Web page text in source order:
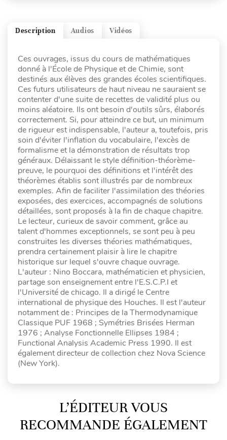
Vidéos
Audios
Description
Ces ouvrages, issus du cours de mathématiques
donné à l'École de Physique et de Chimie, sont
destinés aux élèves des grandes écoles scientifiques.
Ces futurs utilisateurs de haut niveau ne sauraient se
contenter d'une suite de recettes de validité plus ou
moins aléatoire. Ils ont besoin d'outils sûrs, élaborés
correctement. Si, pour atteindre ce but, un minimum
de rigueur est indispensable, l'auteur a, toutefois, pris
soin d'éviter l'inflation du vocabulaire, l'excès de
formalisme et la démonstration de résultats trop
généraux. Délaissant le style définition-théorème-
preuve, le pourquoi des définitions et l'intérêt des
théorèmes établis sont illustrés par de nombreux
exemples. Afin de faciliter l'assimilation des théories
exposées, des exercices, accompagnés de solutions
détaillées, sont proposés à la fin de chaque chapitre.
Le lecteur, curieux de savoir comment, grâce au
talent d'hommes exceptionnels, se sont peu à peu
construites les diverses théories mathématiques,
prendra certainement plaisir à lire le chapitre
historique sur lequel s'ouvre chaque ouvrage.
L'auteur : Nino Boccara, mathématicien et physicien,
partage son enseignement entre l'E.S.C.P.I et
l'Université de chicago. Il a dirigé le Centre
international de physique des Houches. Il est l'auteur
notamment de : Principes de la Thermodynamique
Classique PUF 1968 ; Symétries Brisées Herman
1976 ; Analyse Fonctionnelle Ellipses 1984 ;
Functional Analysis Academic Press 1990. Il est
également directeur de collection chez Nova Science
(New York).
L’ÉDITEUR VOUS
RECOMMANDE ÉGALEMENT